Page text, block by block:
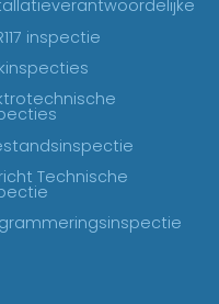
inspectie
Technische